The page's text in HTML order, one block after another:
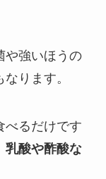
や強いほうの
ります。
べるだけです
乳酸や酢酸な